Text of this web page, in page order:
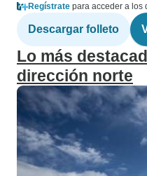
Regístrate para acceder a los
Descargar folleto
Lo más
dirección norte